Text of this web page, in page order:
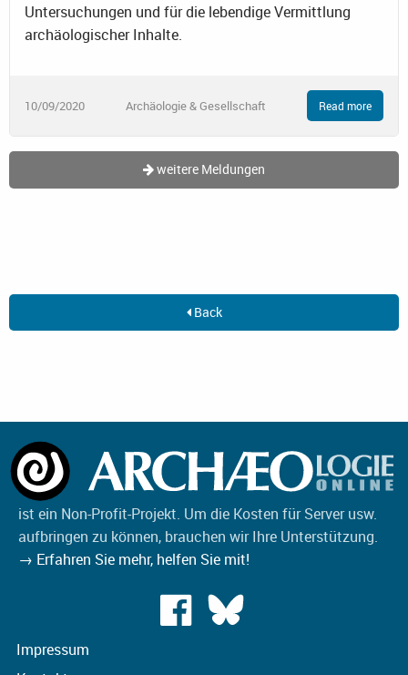
Untersuchungen und für die lebendige Vermittlung
archäologischer Inhalte.
10/09/2020 Archäologie & Gesellschaft Read more
weitere Meldungen
Back
ist ein Non-Profit-Projekt. Um die Kosten für Server usw.
aufbringen zu können, brauchen wir Ihre Unterstützung.
→ Erfahren Sie mehr, helfen Sie mit!
Impressum